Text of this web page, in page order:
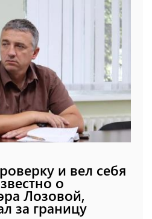
и вел себя
о
Лозовой,
за границу